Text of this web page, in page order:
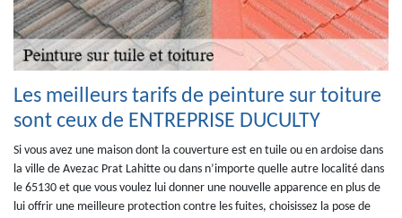
Les meilleurs tarifs de peinture sur toiture
sont ceux de ENTREPRISE DUCULTY
Si vous avez une maison dont la couverture est en tuile ou en ardoise dans
la ville de Avezac Prat Lahitte ou dans n’importe quelle autre localité dans
le 65130 et que vous voulez lui donner une nouvelle apparence en plus de
lui offrir une meilleure protection contre les fuites, choisissez la pose de